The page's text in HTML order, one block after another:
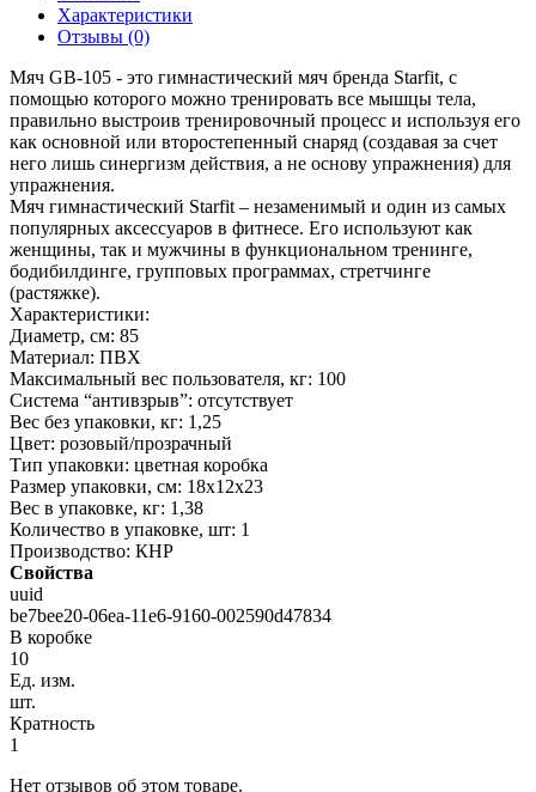
Характеристики
Отзывы (0)
Мяч GB-105 - это гимнастический мяч бренда Starfit, с
помощью которого можно тренировать все мышцы тела,
правильно выстроив тренировочный процесс и используя его
как основной или второстепенный снаряд (создавая за счет
него лишь синергизм действия, а не основу упражнения) для
упражнения.
Мяч гимнастический Starfit – незаменимый и один из самых
популярных аксессуаров в фитнесе. Его используют как
женщины, так и мужчины в функциональном тренинге,
бодибилдинге, групповых программах, стретчинге
(растяжке).
Характеристики:
Диаметр, см: 85
Материал: ПВХ
Максимальный вес пользователя, кг: 100
Система “антивзрыв”: отсутствует
Вес без упаковки, кг: 1,25
Цвет: розовый/прозрачный
Тип упаковки: цветная коробка
Размер упаковки, см: 18х12х23
Вес в упаковке, кг: 1,38
Количество в упаковке, шт: 1
Производство: КНР
Свойства
uuid
be7bee20-06ea-11e6-9160-002590d47834
В коробке
10
Ед. изм.
шт.
Кратность
1
Нет отзывов об этом товаре.